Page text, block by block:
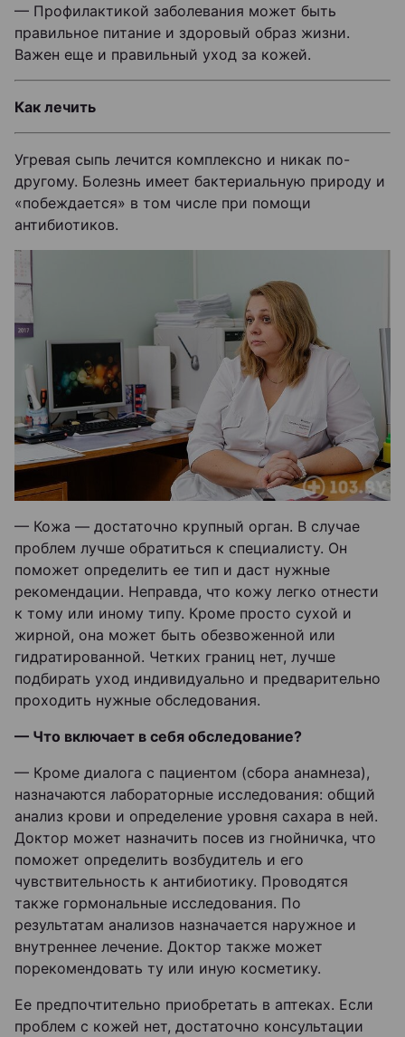
— Профилактикой заболевания может быть
правильное питание и здоровый образ жизни.
Важен еще и правильный уход за кожей.
Как лечить
Угревая сыпь лечится комплексно и никак по-
другому. Болезнь имеет бактериальную природу и
«побеждается» в том числе при помощи
антибиотиков.
— Кожа — достаточно крупный орган. В случае
проблем лучше обратиться к специалисту. Он
поможет определить ее тип и даст нужные
рекомендации. Неправда, что кожу легко отнести
к тому или иному типу. Кроме просто сухой и
жирной, она может быть обезвоженной или
гидратированной. Четких границ нет, лучше
подбирать уход индивидуально и предварительно
проходить нужные обследования.
— Что включает в себя обследование?
— Кроме диалога с пациентом (сбора анамнеза),
назначаются лабораторные исследования: общий
анализ крови и определение уровня сахара в ней.
Доктор может назначить посев из гнойничка, что
поможет определить возбудитель и его
чувствительность к антибиотику. Проводятся
также гормональные исследования. По
результатам анализов назначается наружное и
внутреннее лечение. Доктор также может
порекомендовать ту или иную косметику.
Ее предпочтительно приобретать в аптеках. Если
проблем с кожей нет, достаточно консультации